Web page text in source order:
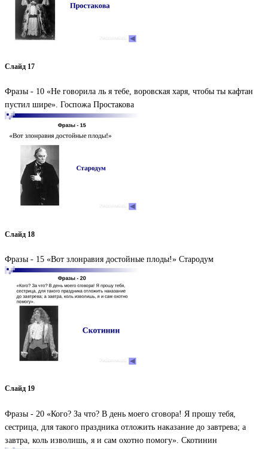
Слайд 17
Фразы - 10 «Не говорила ль я тебе, воровская харя, чтобы ты кафтан
пустил шире». Госпожа Простакова
Слайд 18
Фразы - 15 «Вот злонравия достойные плоды!» Стародум
Слайд 19
Фразы - 20 «Кого? За что? В день моего сговора! Я прошу тебя,
сестрица, для такого праздника отложить наказание до завтрева; а
завтра, коль изволишь, я и сам охотно помогу». Скотинин